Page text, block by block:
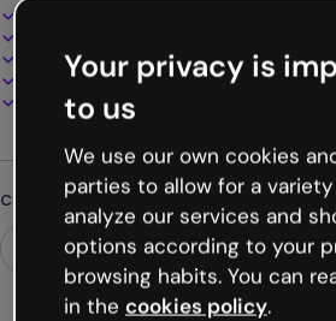
Aggiungi audio, video e multimedia
Presenta, condividi o pubblica online
Scarica in PDF, MP4 e altri formati
Cerchi qualcosa di diverso?
Your privacy is
to us
We use our own cookies
parties to allow for a
analyze our services and
options according to your
browsing habits. You can
in the cookies policy.